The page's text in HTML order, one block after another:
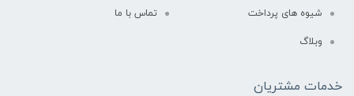
شیوه های پرداخت تماس با ما
وبلاگ
خدمات مشتریان